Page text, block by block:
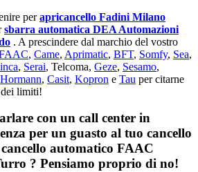
perapricancello Fadini Milano
sbarra automatica DEA Automazioni
. A prescindere dal marchio del vostro
, Came, Aprimatic, BFT, Somfy, Sea,
, Serai, Telcoma, Geze, Sesamo,
Hormann, Casit, Kopron e Tau per citarne
limiti!
con un call center in
per un guasto al tuo cancello
automatico FAAC
? Pensiamo proprio di no!